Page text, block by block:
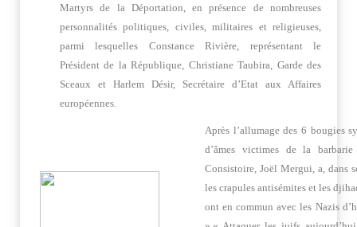
Martyrs de la Déportation, en présence de nombreuses
personnalités politiques, civiles, militaires et religieuses,
parmi lesquelles Constance Rivière, représentant le
Président de la République, Christiane Taubira, Garde des
Sceaux et Harlem Désir, Secrétaire d’Etat aux Affaires
européennes.
Après l’allumage des 6 bougies
d’âmes victimes de la
Consistoire, Joël Mergui, a, dans
les crapules antisémites et les
ont en commun avec les Nazis